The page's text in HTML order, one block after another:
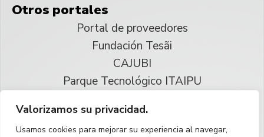
Valorizamos su privacidad.
Usamos cookies para mejorar su experiencia al navegar,
Otros portales
Portal de proveedores
Fundación Tesãi
CAJUBI
Parque Tecnológico ITAIPU